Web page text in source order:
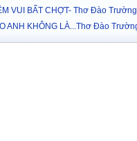
VUI BẤT CHỢT- Thơ Đào
ANH KHÔNG LÀ...Thơ Đào